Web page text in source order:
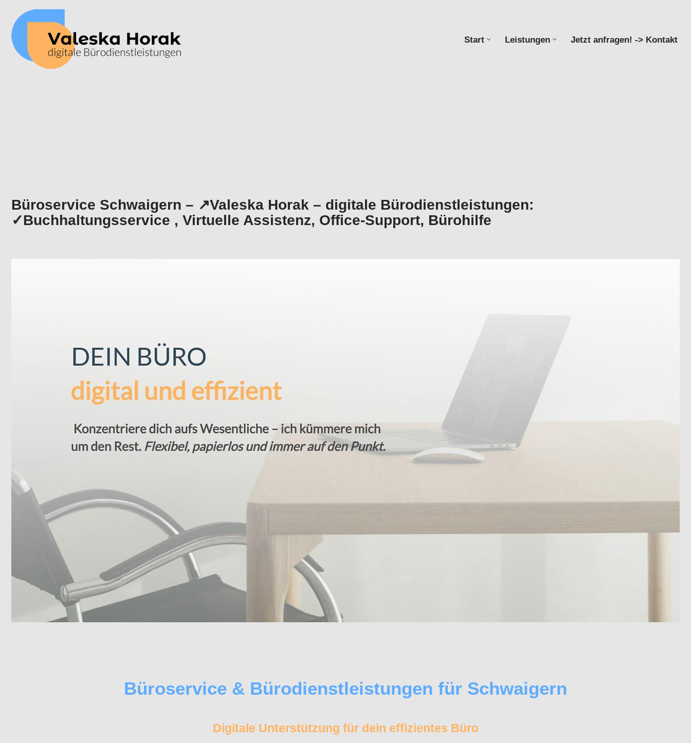
Zum
Inhalt
springen
Start Leistungen Jetzt anfragen! -> Kontakt
Büroservice Schwaigern – ↗️Valeska Horak – digitale Bürodienstleistungen:
✓Buchhaltungsservice , Virtuelle Assistenz, Office-Support, Bürohilfe
Büroservice & Bürodienstleistungen für Schwaigern
Digitale Unterstützung für dein effizientes Büro